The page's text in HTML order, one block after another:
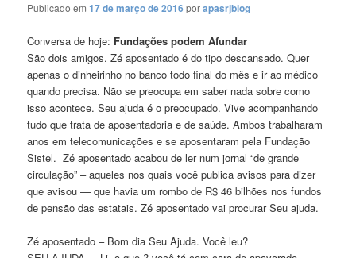
Publicado em17 de março de 2016porapasrjblog
Conversa de hoje: Fundações podem Afundar
São dois amigos. Zé aposentado é do tipo descansado. Quer
apenas o dinheirinho no banco todo final do mês e ir ao médico
quando precisa. Não se preocupa em saber nada sobre como
isso acontece. Seu ajuda é o preocupado. Vive acompanhando
tudo que trata de aposentadoria e de saúde. Ambos trabalharam
anos em telecomunicações e se aposentaram pela Fundação
Sistel. Zé aposentado acabou de ler num jornal “de grande
circulação” – aqueles nos quais você publica avisos para dizer
que avisou — que havia um rombo de R$ 46 bilhões nos fundos
de pensão das estatais. Zé aposentado vai procurar Seu ajuda.
Zé aposentado – Bom dia Seu Ajuda. Você leu?